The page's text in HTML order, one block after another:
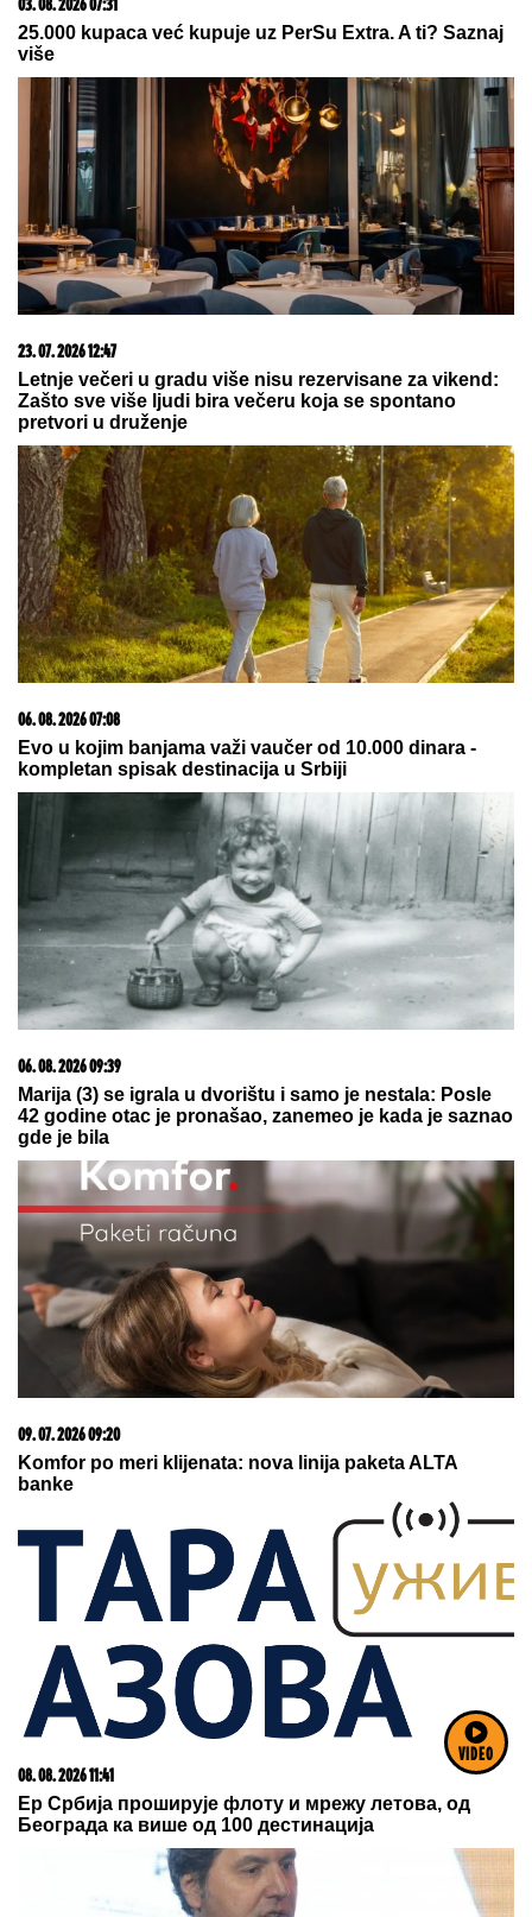
VIDEO
08. 08. 2026 16:10
Zašto je važno ići na liturgiju: Nedeljom se porodica
okuplja pred Bogom
07. 08. 2026 09:14
Сазнања „Политике”: Црна Гора следећа у војном
савезу Загреба, Тиране и Приштине
20. 07. 2026 08:04
REGISTRUJ SE UZ PROMO KOD CASINO Preuzmi
1500 BESPLATNIH SPINOVA
08. 08. 2026 16:10
Dete sa autizmom polivali vodom i mazali mu lak na
usta: Potresno iskustvo žene iz vrtića za Mame
08. 08. 2026 19:59
Ispovest bivše zaposlene na kruzeru otkriva mračnu
stranu romansi na brodu
08. 08. 2026 20:00
Radnički proradio pred praznim tribinama – Zemun
upisao treći poraz